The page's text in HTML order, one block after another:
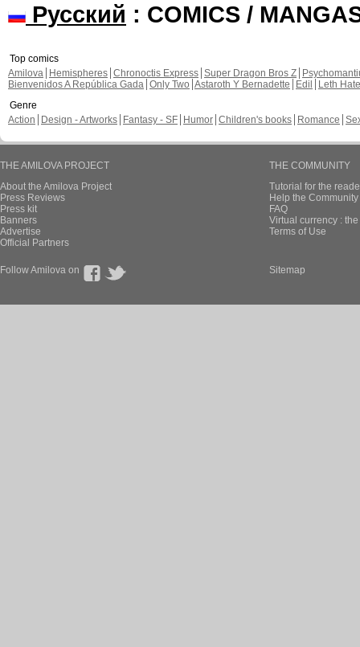
Русский : COMICS /
Top comics
Amilova
Hemispheres Chronoctis Express Super Dragon Bros Z
Bienvenidos A República Gada Only Two Astaroth Y Bernadette Edil
Leth Hate
Genre
Action
Design - Artworks Fantasy - SF Humor Children's books Romance
THE AMILOVA PROJECT
About the Amilova Project
Press Reviews
Press kit
Banners
Advertise
Official Partners
THE COMMUNITY
Tutorial for the
Help the
FAQ
Virtual currency :
Terms of Use
Follow Amilova on Sitemap